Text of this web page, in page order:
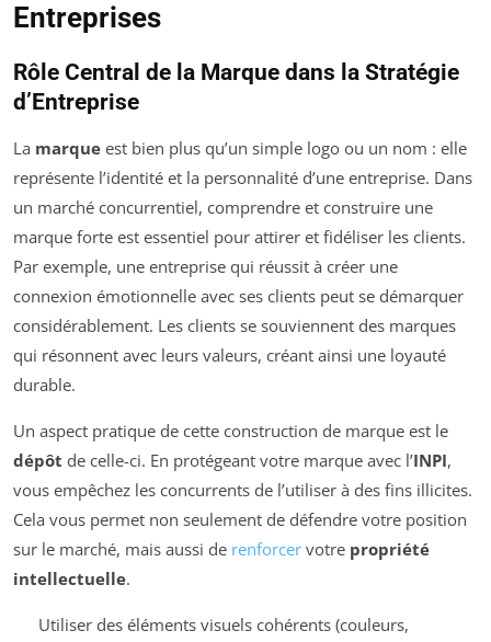
Entreprises
Rôle Central de la Marque dans la Stratégie
d’Entreprise
La marque est bien plus qu’un simple logo ou un nom : elle
représente l’identité et la personnalité d’une entreprise. Dans
un marché concurrentiel, comprendre et construire une
marque forte est essentiel pour attirer et fidéliser les clients.
Par exemple, une entreprise qui réussit à créer une
connexion émotionnelle avec ses clients peut se démarquer
considérablement. Les clients se souviennent des marques
qui résonnent avec leurs valeurs, créant ainsi une loyauté
durable.
Un aspect pratique de cette construction de marque est le
dépôt de celle-ci. En protégeant votre marque avec l’INPI,
vous empêchez les concurrents de l’utiliser à des fins illicites.
Cela vous permet non seulement de défendre votre position
sur le marché, mais aussi de renforcer votre propriété
intellectuelle.
Utiliser des éléments visuels cohérents (couleurs,